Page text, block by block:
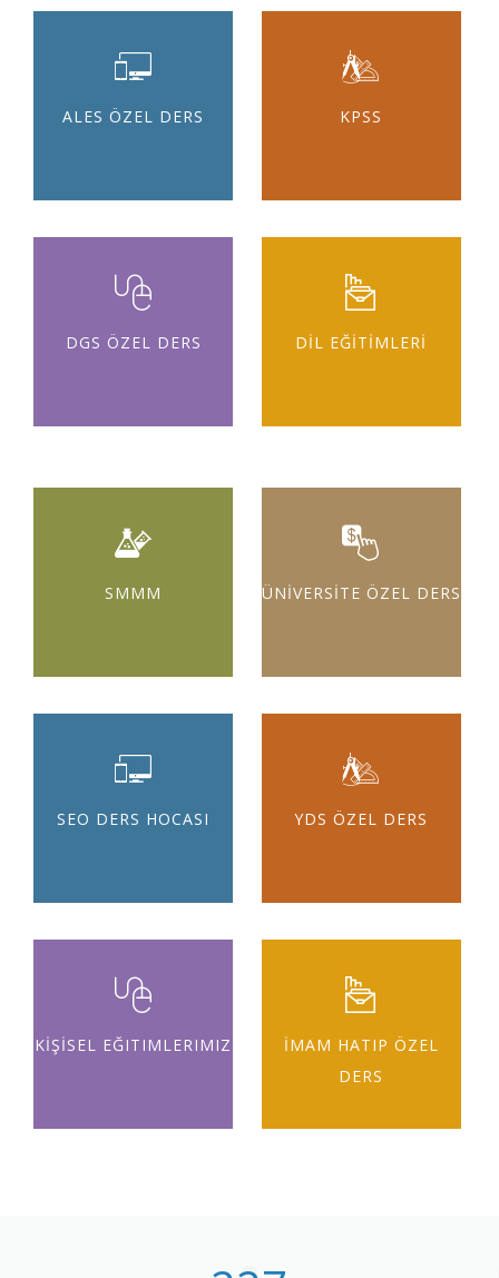
ALES ÖZEL DERS KPSS
DGS ÖZEL DERS DİL EĞİTİMLERİ
SMMM ÜNİVERSİTE ÖZEL DERS
SEO DERS HOCASI YDS ÖZEL DERS
KİŞİSEL EĞITIMLERIMIZ
İMAM HATIP ÖZEL
DERS